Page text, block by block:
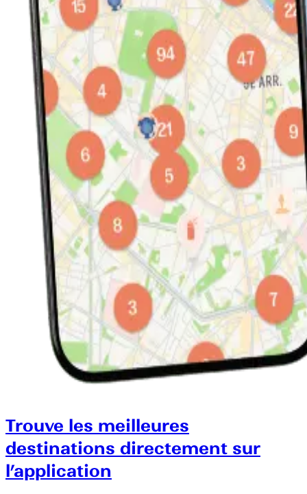
Trouve les meilleures
destinations directement sur
l’application